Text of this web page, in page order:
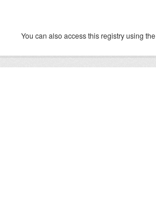
You can also access this registry using the